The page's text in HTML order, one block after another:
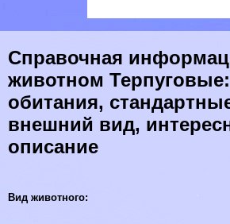
Справочная
животном
обитания,
внешний вид,
описание
Вид животного: